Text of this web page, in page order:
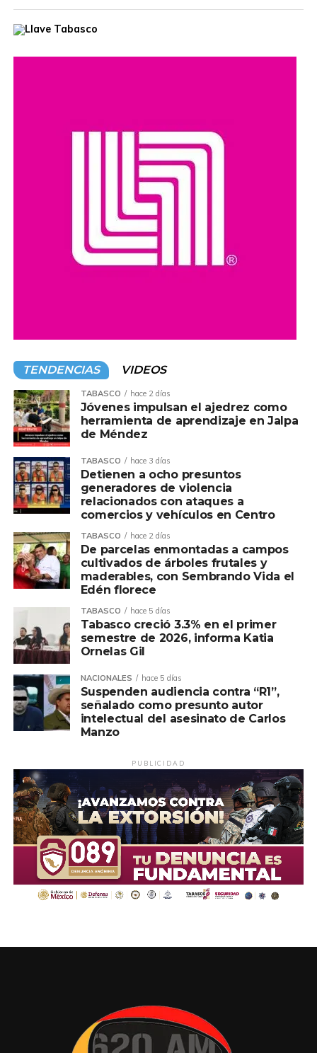
permanecen bajo investigación.
sacrificios masivos.
Organizaciones y ciudadanos han pedido que las
investigaciones se realicen con transparencia y que, en
caso de confirmarse irregularidades, se determinen las
responsabilidades conforme a la legislación vigente.
TENDENCIAS VIDEOS
TABASCO hace 2 días
Jóvenes impulsan el ajedrez como
herramienta de aprendizaje en Jalpa
de Méndez
TABASCO hace 3 días
Detienen a ocho presuntos
generadores de violencia
relacionados con ataques a
comercios y vehículos en Centro
TABASCO hace 2 días
De parcelas enmontadas a campos
cultivados de árboles frutales y
maderables, con Sembrando Vida el
Edén florece
TABASCO hace 5 días
Tabasco creció 3.3% en el primer
semestre de 2026, informa Katia
Ornelas Gil
NACIONALES hace 5 días
Suspenden audiencia contra “R1”,
señalado como presunto autor
intelectual del asesinato de Carlos
Manzo
PUBLICIDAD